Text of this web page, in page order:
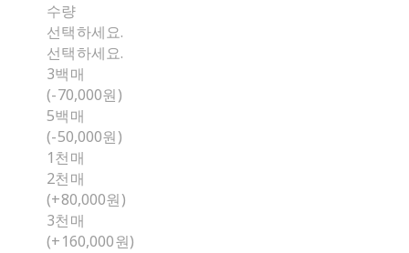
수량
선택하세요.
선택하세요.
3백매
(-70,000원)
5백매
(-50,000원)
1천매
2천매
(+80,000원)
3천매
(+160,000원)